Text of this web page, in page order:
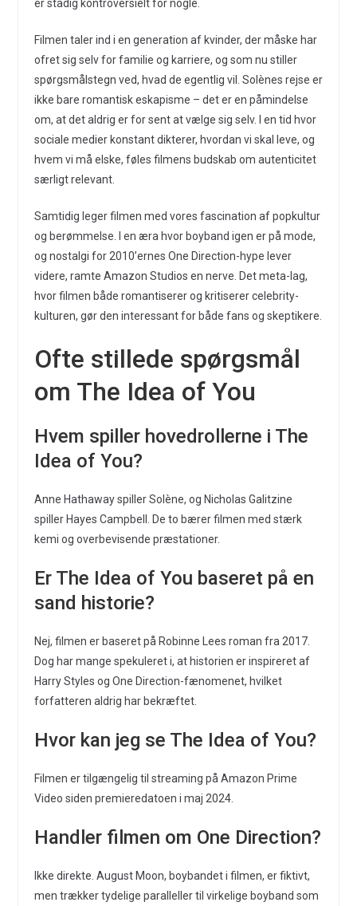
er stadig kontroversielt for nogle.
Filmen taler ind i en generation af kvinder, der måske har
ofret sig selv for familie og karriere, og som nu stiller
spørgsmålstegn ved, hvad de egentlig vil. Solènes rejse er
ikke bare romantisk eskapisme – det er en påmindelse
om, at det aldrig er for sent at vælge sig selv. I en tid hvor
sociale medier konstant dikterer, hvordan vi skal leve, og
hvem vi må elske, føles filmens budskab om autenticitet
særligt relevant.
Samtidig leger filmen med vores fascination af popkultur
og berømmelse. I en æra hvor boyband igen er på mode,
og nostalgi for 2010’ernes One Direction-hype lever
videre, ramte Amazon Studios en nerve. Det meta-lag,
hvor filmen både romantiserer og kritiserer celebrity-
kulturen, gør den interessant for både fans og skeptikere.
Ofte stillede spørgsmål
om The Idea of You
Hvem spiller hovedrollerne i The
Idea of You?
Anne Hathaway spiller Solène, og Nicholas Galitzine
spiller Hayes Campbell. De to bærer filmen med stærk
kemi og overbevisende præstationer.
Er The Idea of You baseret på en
sand historie?
Nej, filmen er baseret på Robinne Lees roman fra 2017.
Dog har mange spekuleret i, at historien er inspireret af
Harry Styles og One Direction-fænomenet, hvilket
forfatteren aldrig har bekræftet.
Hvor kan jeg se The Idea of You?
Filmen er tilgængelig til streaming på Amazon Prime
Video siden premieredatoen i maj 2024.
Handler filmen om One Direction?
Ikke direkte. August Moon, boybandet i filmen, er fiktivt,
men trækker tydelige paralleller til virkelige boyband som